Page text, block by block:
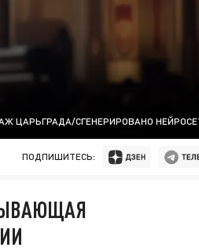
ЦАРЬГРАДА/СГЕНЕРИРОВАНО
ПОДПИШИТЕСЬ: